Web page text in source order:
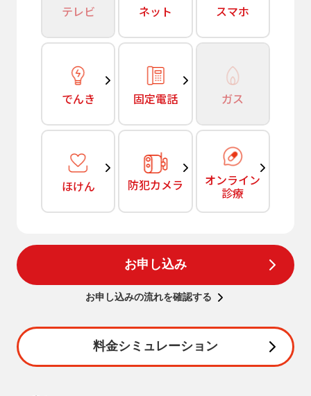
テレビ ネット スマホ
でんき 固定電話 ガス
ほけん 防犯カメラ オンライン
診療
お申し込み
お申し込みの流れを確認する
料金シミュレーション